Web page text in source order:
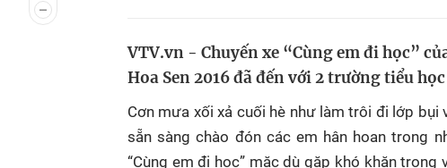
VTV.vn - Chuyến xe “Cùng em đi học”
Hoa Sen 2016 đã đến với 2 trường tiểu
Cơn mưa xối xả cuối hè như làm trôi đi lớp
sẵn sàng chào đón các em hân hoan trong
“Cùng em đi học” mặc dù gặp khó khăn